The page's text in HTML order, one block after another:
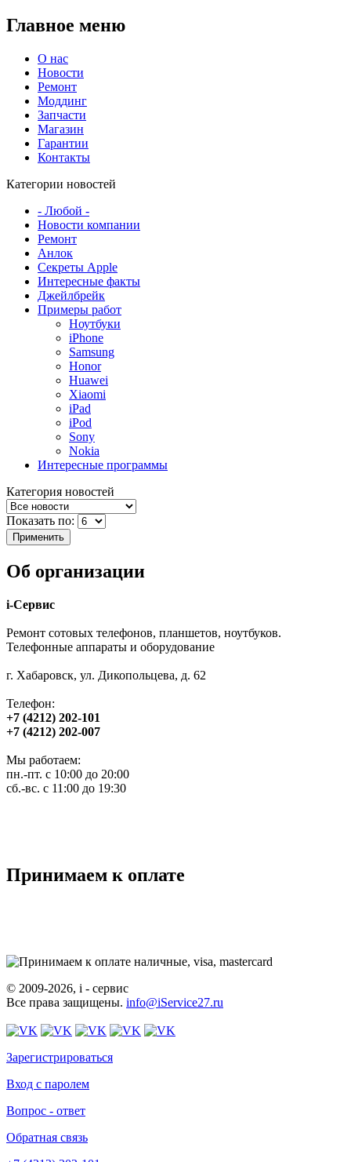
Главное меню
О нас
Новости
Ремонт
Моддинг
Запчасти
Магазин
Гарантии
Контакты
Категории новостей
- Любой -
Новости компании
Ремонт
Анлок
Секреты Apple
Интересные факты
Джейлбрейк
Примеры работ
Ноутбуки
iPhone
Samsung
Honor
Huawei
Xiaomi
iPad
iPod
Sony
Nokia
Интересные программы
Категория новостей
Показать по:
Об организации
i-Сервис
Ремонт сотовых телефонов, планшетов, ноутбуков.
Телефонные аппараты и оборудование
г. Хабаровск, ул. Дикопольцева, д. 62
Телефон:
+7 (4212) 202-101
+7 (4212) 202-007
Мы работаем:
пн.-пт. с 10:00 до 20:00
сб.-вс. с 11:00 до 19:30
Принимаем к оплате
© 2009-2026, i - сервис
Все права защищены. info@iService27.ru
Зарегистрироваться
Вход с паролем
Вопрос - ответ
Обратная связь